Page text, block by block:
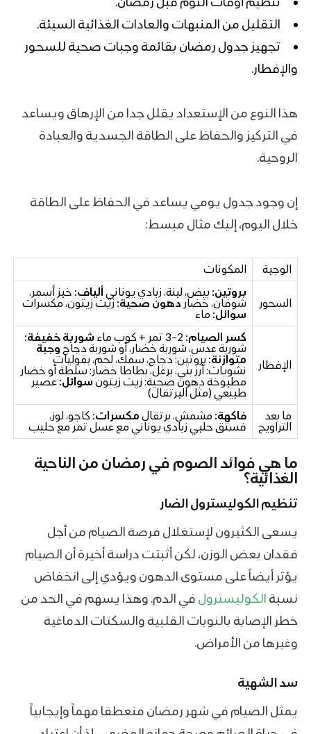
التقليل من المنبهات والعادات الغذائية السيئة.
تجهيز جدول رمضان بقائمة وجبات صحية للسحور
والإفطار.
هذا النوع من الإستعداد يقلل جدا من الإرهاق ويساعد
في التركيز والحفاظ على الطاقة الجسدية والعبادة
الروحية.
إن وجود جدول يومي يساعد في الحفاظ على الطاقة
خلال اليوم، إليك مثال مبسط:
الوجبة المكونات
السحور
بروتين: بيض، لبنة، زبادي يونانيألياف: خبز أسمر،
شوفان، خضار دهون صحية: زيت زيتون، مكسرات
سوائل: ماء
الإفطار
كسر الصيام:
شوربة خفيفة:
شوربة عدس، شوربة خضار، أو شوربة دجاج وجبة
متوازنة: بروتين: دجاج، سمك، لحم، بقوليات
نشويات: أرز بني، برغل، بطاطا خضار: سلطة أو خضار
مطبوخة دهون صحية: زيت زيتون سوائل: عصير
طبيعي (مثل البرتقال)
ما بعد
التراويح
فاكهة: مشمش، برتقال مكسرات: كاجو، لوز،
فستق حلبي زبادي يوناني مع عسل تمر مع حليب
ما هي فوائد الصوم في رمضان من الناحية
الغذائية؟
تنظيم الكوليسترول الضار
يسعى الكثيرون لإستغلال فرصة الصيام من أجل
فقدان بعض الوزن، لكن أثبتت دراسة أخيرة أن الصيام
يؤثر أيضاً على مستوى الدهون ويؤدي إلى انخفاض
نسبة الكوليسترول في الدم. وهذا يسهم في الحد من
خطر الإصابة بالنوبات القلبية والسكتات الدماغية
وغيرها من الأمراض.
سد الشهية
يمثل الصيام في شهر رمضان منعطفا مهماً وإيجابياً